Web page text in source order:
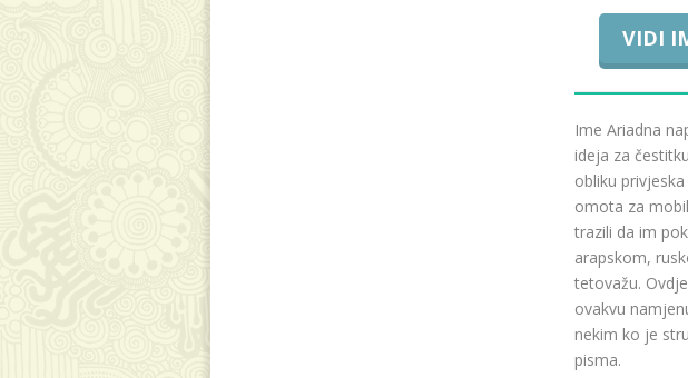
VIDI
Ime Ariadna
ideja za
obliku
omota za
trazili da im
arapskom,
tetovažu.
ovakvu
nekim ko je
pisma.